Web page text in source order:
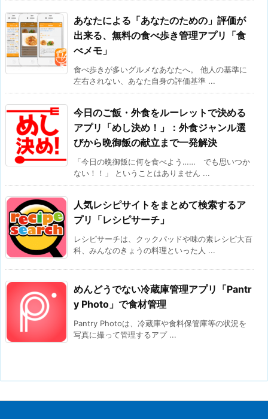
あなたによる「あなたのための」評価が
出来る、無料の食べ歩き管理アプリ「食
べメモ」
食べ歩きが多いグルメなあなたへ。 他人の基準に
左右されない、あなた自身の評価基準 ...
今日のご飯・外食をルーレットで決める
アプリ「めし決め！」：外食ジャンル選
びから晩御飯の献立まで一発解決
「今日の晩御飯に何を食べよう…… でも思いつか
ない！！」 ということはありません ...
人気レシピサイトをまとめて検索するア
プリ「レシピサーチ」
レシピサーチは、クックパッドや味の素レシピ大百
科、みんなのきょうの料理といった人 ...
めんどうでない冷蔵庫管理アプリ「Pantr
y Photo」で食材管理
Pantry Photoは、冷蔵庫や食料保管庫等の状況を
写真に撮って管理するアプ ...